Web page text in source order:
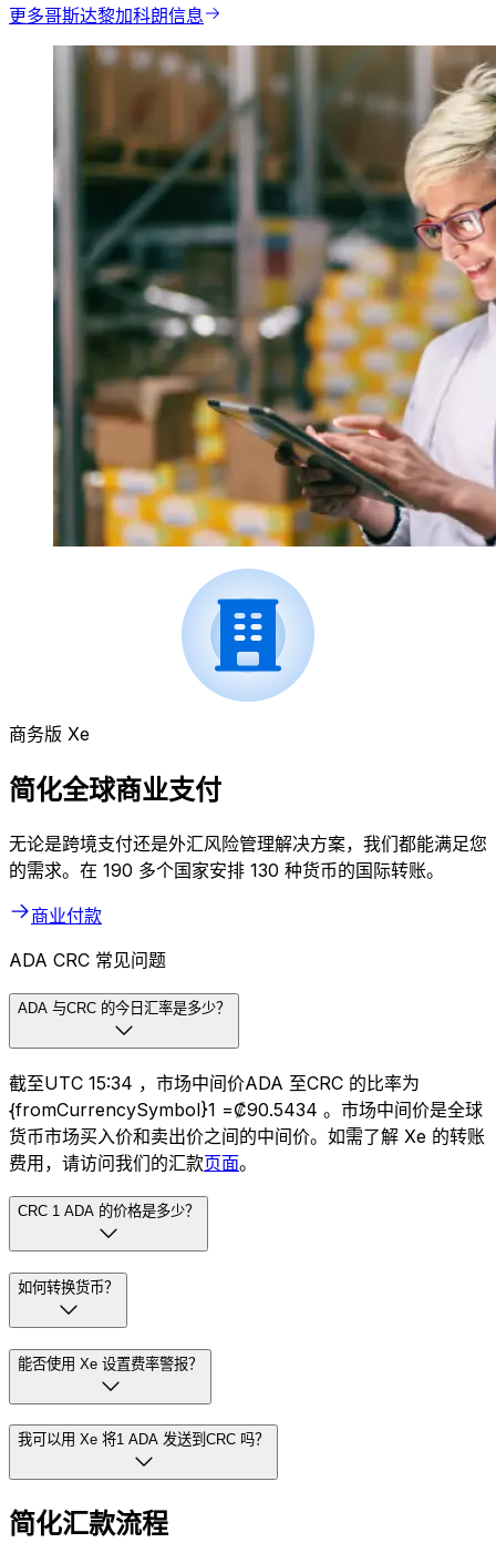
更多哥斯达黎加科朗信息
商务版 Xe
简化全球商业支付
无论是跨境支付还是外汇风险管理解决方案，我们都能满足您
的需求。在 190 多个国家安排 130 种货币的国际转账。
商业付款
ADA CRC 常见问题
ADA 与CRC 的今日汇率是多少？
截至UTC 15:34 ，市场中间价ADA 至CRC 的比率为
{fromCurrencySymbol}1 =₡90.5434 。市场中间价是全球
货币市场买入价和卖出价之间的中间价。如需了解 Xe 的转账
费用，请访问我们的汇款页面。
CRC 1 ADA 的价格是多少？
如何转换货币？
能否使用 Xe 设置费率警报？
我可以用 Xe 将1 ADA 发送到CRC 吗？
简化汇款流程